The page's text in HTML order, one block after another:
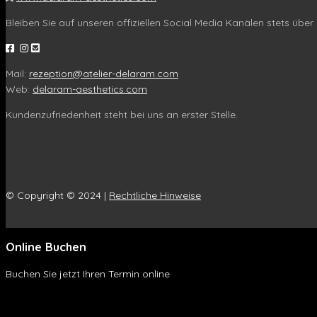
Bleiben Sie auf unseren offiziellen Social Media Kanälen stets
Mail: rezeption@atelier-delaram.com
Web: delaram-aesthetics.com
Kundenzufriedenheit steht bei uns an erster Stelle.
© Copyright © 2024 | Rechtliche Hinweise
Online Buchen
Buchen Sie jetzt Ihren Termin online